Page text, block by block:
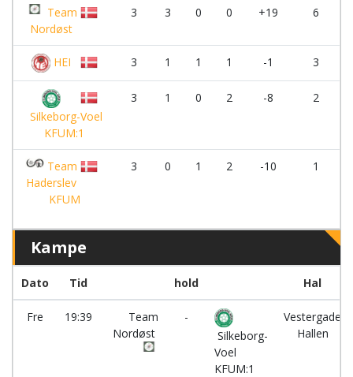
Team
Nordøst
3 3 0 0 +19 6
HEI 3 1 1 1 -1 3
Silkeborg-Voel
KFUM:1
3 1 0 2 -8 2
Team
Haderslev
KFUM
3 0 1 2 -10 1
Kampe
Dato Tid hold Hal
Fre 19:39
Team
Nordøst
-
Silkeborg-
Voel
KFUM:1
Vestergade
Hallen